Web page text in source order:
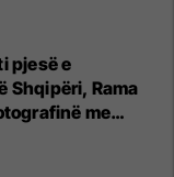
pjesë e
Shqipëri, Rama
me
e Iranit